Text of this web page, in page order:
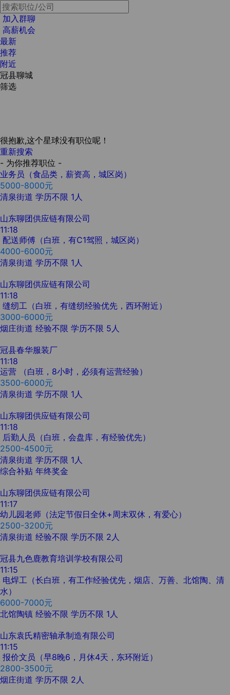
加入群聊
高薪机会
最新
推荐
附近
冠县聊城
筛选
很抱歉,这个星球没有职位呢！
重新搜索
- 为你推荐职位 -
业务员（食品类，薪资高，城区岗）
5000-8000元
清泉街道 学历不限 1人
山东聊团供应链有限公司
11:18
配送师傅（白班，有C1驾照，城区岗）
4000-6000元
清泉街道 学历不限 1人
山东聊团供应链有限公司
11:18
缝纫工（白班，有缝纫经验优先，西环附近）
3000-6000元
烟庄街道 经验不限 学历不限 5人
冠县春华服装厂
11:18
运营 （白班，8小时，必须有运营经验）
3500-6000元
清泉街道 学历不限 1人
山东聊团供应链有限公司
11:18
后勤人员（白班，会盘库，有经验优先）
2500-4500元
清泉街道 学历不限 1人
综合补贴 年终奖金
山东聊团供应链有限公司
11:17
幼儿园老师（法定节假日全休+周末双休，有爱心）
2500-3200元
清泉街道 经验不限 学历不限 2人
冠县九色鹿教育培训学校有限公司
11:15
电焊工（长白班，有工作经验优先，烟店、万善、北馆陶、清
水）
6000-7000元
北馆陶镇 经验不限 学历不限 1人
山东袁氏精密轴承制造有限公司
11:15
报价文员（早8晚6，月休4天，东环附近）
2800-3500元
烟庄街道 学历不限 2人